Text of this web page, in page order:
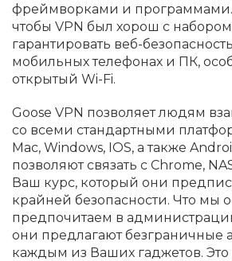
фреймворками и
чтобы VPN был хорош с
гарантировать веб-
мобильных телефонах и ПК,
открытый Wi-Fi.
Goose VPN позволяет людям
со всеми стандартными
Mac, Windows, IOS, а также
позволяют связать с Chrome,
Ваш курс, который они
крайней безопасности. Что мы
предпочитаем в
они предлагают безграничные
каждым из Ваших гаджетов. Это